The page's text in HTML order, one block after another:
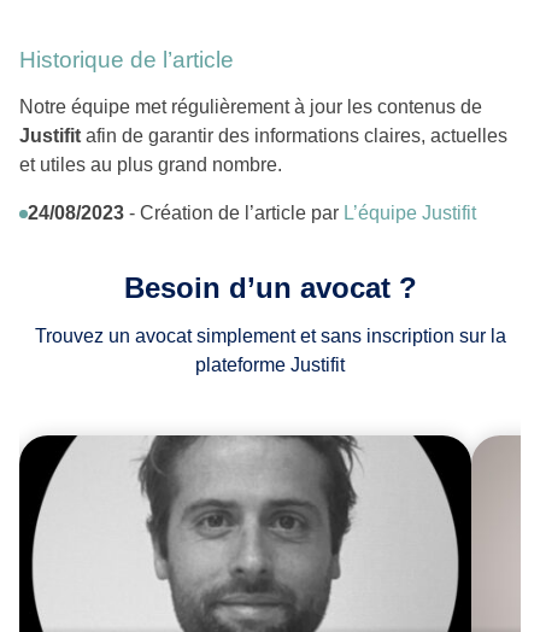
Historique de l’article
Notre équipe met régulièrement à jour les contenus de
Justifit afin de garantir des informations claires, actuelles
et utiles au plus grand nombre.
24/08/2023 - Création de l’article par L’équipe Justifit
Besoin d’un avocat ?
Trouvez un avocat simplement et sans inscription sur la
plateforme Justifit